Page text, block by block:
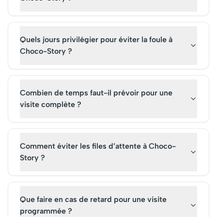
Quels jours privilégier pour éviter la foule à
Choco-Story ?
Combien de temps faut-il prévoir pour une
visite complète ?
Comment éviter les files d’attente à Choco-
Story ?
Que faire en cas de retard pour une visite
programmée ?